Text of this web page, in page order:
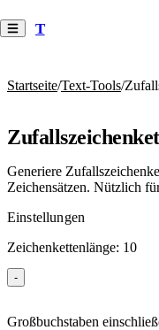
T
Startseite/Text-Tools/
Generiere
Zeichensätzen. Nützlich
Einstellungen
Zeichenkettenlänge: 10
-
Großbuchstaben